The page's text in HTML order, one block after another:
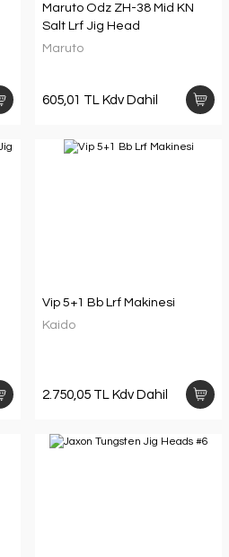
Maruto Odz ZH-38 Mid KN
Salt Lrf Jig Head
Maruto
605,01 TL Kdv Dahil
Vip 5+1 Bb Lrf Makinesi
Kaido
2.750,05 TL Kdv Dahil